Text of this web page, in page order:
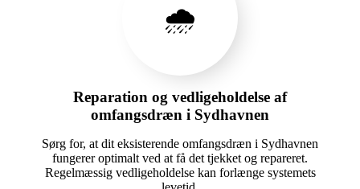
🌧️
Reparation og vedligeholdelse af
omfangsdræn i Sydhavnen
Sørg for, at dit eksisterende omfangsdræn i Sydhavnen
fungerer optimalt ved at få det tjekket og repareret.
Regelmæssig vedligeholdelse kan forlænge systemets